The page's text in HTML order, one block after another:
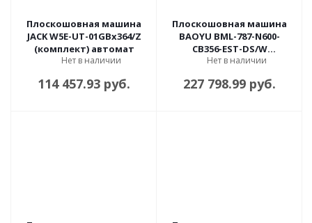
Плоскошовная машина
JACK W5E-UT-01GBx364/Z
(комплект) автомат
Нет в наличии
114 457.93 руб.
Плоскошовная машина
BAOYU BML-787-N600-
CB356-EST-DS/W
(комплект) автомат
Нет в наличии
227 798.99 руб.